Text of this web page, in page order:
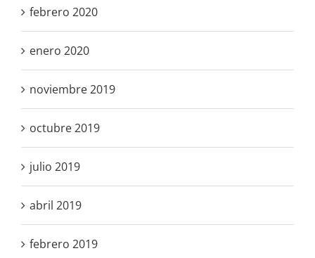
febrero 2020
enero 2020
noviembre 2019
octubre 2019
julio 2019
abril 2019
febrero 2019